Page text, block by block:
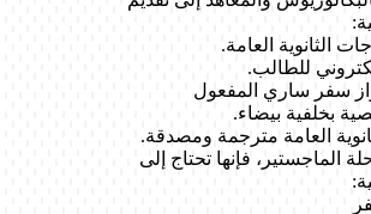
الثانوية العامة.
للطالب.
سفر ساري المفعول
بخلفية بيضاء.
العامة مترجمة ومصدقة.
الماجستير، فإنها تحتاج إلى